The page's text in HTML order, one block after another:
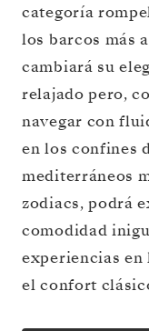
categoría
los barcos más
cambiará su
relajado pero,
navegar con
en los confines
mediterráneos
zodiacs, podrá
comodidad
experiencias en
el confort